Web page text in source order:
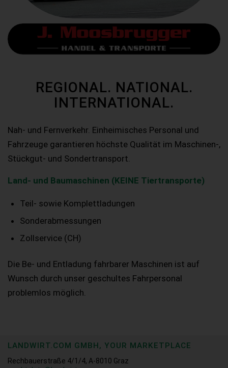
REGIONAL. NATIONAL.
INTERNATIONAL.
Nah- und Fernverkehr. Einheimisches Personal und
Fahrzeuge garantieren höchste Qualität im Maschinen-,
Stückgut- und Sondertransport.
Land- und Baumaschinen (KEINE Tiertransporte)
Teil- sowie Komplettladungen
Sonderabmessungen
Zollservice (CH)
Die Be- und Entladung fahrbarer Maschinen ist auf
Wunsch durch unser geschultes Fahrpersonal
problemlos möglich.
LANDWIRT.COM GMBH, YOUR MARKETPLACE
Rechbauerstraße 4/1/4, A-8010 Graz